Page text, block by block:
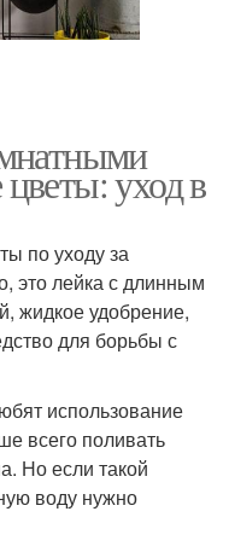
уход в
по уходу за
это лейка с длинным
жидкое удобрение,
для борьбы с
использование
всего поливать
Но если такой
воду нужно